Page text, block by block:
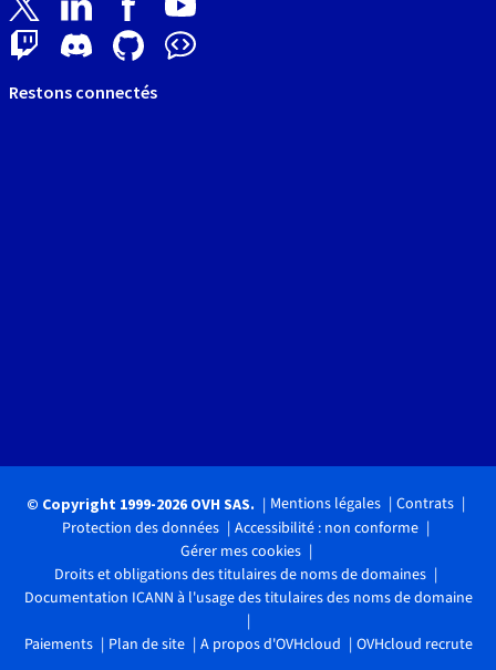
Restons connectés
© Copyright 1999-2026 OVH SAS. Mentions légales
Contrats
Protection des données
Accessibilité : non conforme
Gérer mes cookies
Droits et obligations des titulaires de noms de domaines
Documentation ICANN à l'usage des titulaires des noms de domaine
Paiements Plan de site A propos d'OVHcloud OVHcloud recrute